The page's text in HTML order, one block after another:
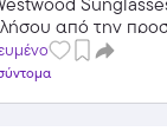
όλα τα
του
από την
και κέρδισε